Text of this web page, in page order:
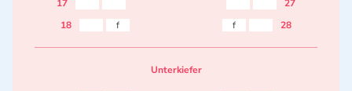
17
27
18
f f 28
Unterkiefer